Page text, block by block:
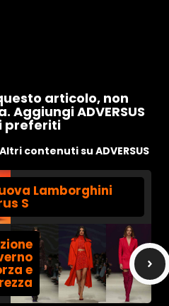
articolo, non
ADVERSUS
preferiti
Altri contenuti su ADVERSUS
Lamborghini
S
e